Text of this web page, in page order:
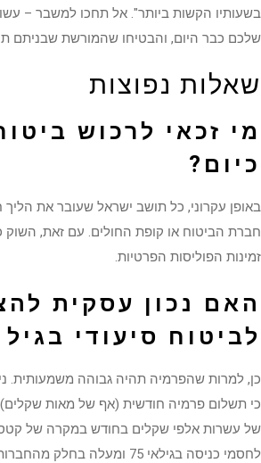
בשעותיו הקשות ביותר". אל תחכו למשבר –
שלכם כבר היום, והבטיחו שהמורשת שבניתם
שאלות נפוצות
מי זכאי לרכוש
כיום?
באופן עקרוני, כל תושב ישראל שעובר את
חברת הביטוח או קופת החולים. עם זאת, השוק
זמינות הפוליסות הפרטיות.
האם נכון עסקית
לביטוח סיעודי
כן, למרות שהפרמיה תהיה גבוהה משמעותית.
כי תשלום פרמיה חודשית (אף של מאות
של עשרות אלפי שקלים בחודש במקרה של
לחסמי כניסה בגילאי 75 ומעלה בחלק מהחברות.